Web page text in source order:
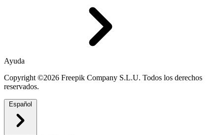
Ayuda
Copyright ©2026 Freepik Company S.L.U. Todos los derechos
reservados.
Español